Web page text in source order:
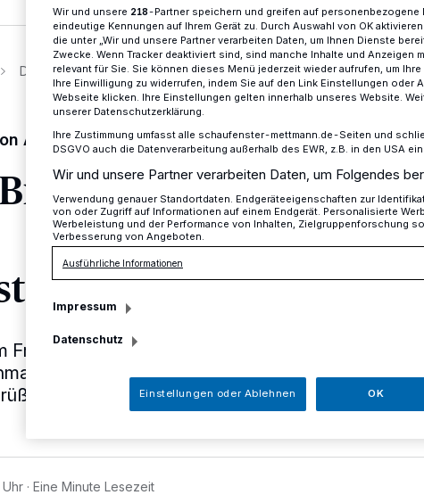
Die Stadt Mettmann hat eine neue Gleichstellungsbeauftragte
Astrid Ferl
ist Mettmanns
Freitag vergangener Woche hat Bürgermeisterin
die neue Gleichstellungsbeauftragte der
Eine Minute Lesezeit
Wir und unsere 218-Partner speichern und greifen auf personenbezogene
eindeutige Kennungen auf Ihrem Gerät zu. Durch Auswahl von OK
die unter „Wir und unsere Partner verarbeiten Daten, um Ihnen Dienste
Zwecke. Wenn Tracker deaktiviert sind, sind manche Inhalte und Anzeigen
relevant für Sie. Sie können dieses Menü jederzeit wieder aufrufen, um
Ihre Einwilligung zu widerrufen, indem Sie auf den Link Einstellungen oder
Webseite klicken. Ihre Einstellungen gelten innerhalb unseres Website.
unserer Datenschutzerklärung.
Ihre Zustimmung umfasst alle schaufenster-mettmann.de-Seiten und
DSGVO auch die Datenverarbeitung außerhalb des EWR, z.B. in den USA ein.
Wir und unsere Partner verarbeiten Daten, um Folgendes
Verwendung genauer Standortdaten. Endgeräteeigenschaften zur
von oder Zugriff auf Informationen auf einem Endgerät. Personalisierte
Werbeleistung und der Performance von Inhalten, Zielgruppenforschung
Verbesserung von Angeboten.
Ausführliche Informationen
Impressum
Datenschutz
Einstellungen oder Ablehnen OK